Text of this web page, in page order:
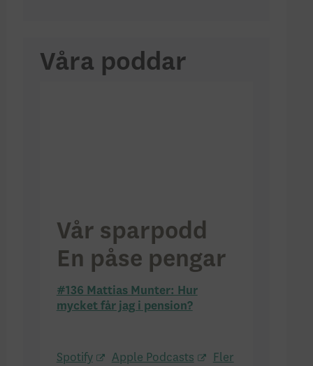
Våra poddar
Vår sparpodd
En påse pengar
#136 Mattias Munter: Hur
mycket får jag i pension?
Spotify Apple Podcasts
Fler